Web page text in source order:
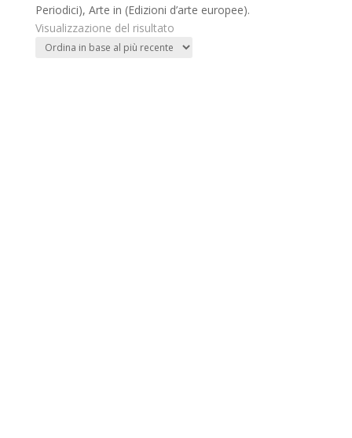
Periodici), Arte in (Edizioni d’arte europee).
Visualizzazione del risultato